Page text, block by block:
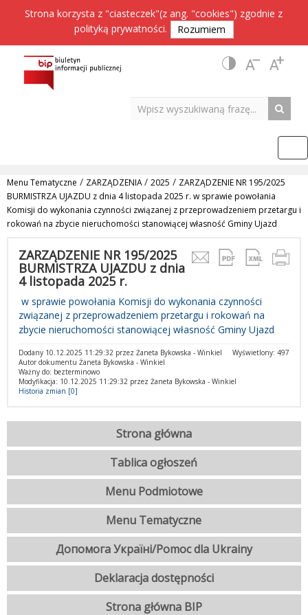
Strona korzysta z "ciasteczek"(z ang. "cookies") zgodnie z
polityką prywatności. Rozumiem
Menu Tematyczne / ZARZĄDZENIA/ 2025 / ZARZĄDZENIE NR 195/2025
BURMISTRZA UJAZDU z dnia 4 listopada 2025 r. w sprawie powołania
Komisji do wykonania czynności związanej z przeprowadzeniem przetargu i
rokowań na zbycie nieruchomości stanowiącej własność Gminy Ujazd
ZARZĄDZENIE NR 195/2025
BURMISTRZA UJAZDU z dnia
4 listopada 2025 r.
w sprawie powołania Komisji do wykonania czynności
związanej z przeprowadzeniem przetargu i rokowań na
zbycie nieruchomości stanowiącej własność Gminy Ujazd
Wyświetlony: 497
Dodany 10.12.2025 11:29:32 przez Żaneta Bykowska - Winkiel
Autor dokumentu Żaneta Bykowska - Winkiel
Ważny do: bezterminowo
Modyfikacja: 10.12.2025 11:29:32 przez Żaneta Bykowska - Winkiel
Historia zmian [0]
Strona główna
Tablica ogłoszeń
Menu Podmiotowe
Menu Tematyczne
Допомога Україні/Pomoc dla Ukrainy
Deklaracja dostępności
Strona główna BIP